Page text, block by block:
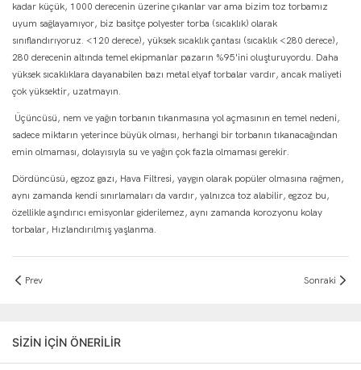
kadar küçük, 1000 derecenin üzerine çıkanlar var ama bizim toz torbamız
uyum sağlayamıyor, biz basitçe polyester torba (sıcaklık) olarak
sınıflandırıyoruz. <120 derece), yüksek sıcaklık çantası (sıcaklık <280 derece),
280 derecenin altında temel ekipmanlar pazarın %95'ini oluşturuyordu. Daha
yüksek sıcaklıklara dayanabilen bazı metal elyaf torbalar vardır, ancak maliyeti
çok yüksektir, uzatmayın.
Üçüncüsü, nem ve yağın torbanın tıkanmasına yol açmasının en temel nedeni,
sadece miktarın yeterince büyük olması, herhangi bir torbanın tıkanacağından
emin olmaması, dolayısıyla su ve yağın çok fazla olmaması gerekir.
Dördüncüsü, egzoz gazı, Hava Filtresi, yaygın olarak popüler olmasına rağmen,
aynı zamanda kendi sınırlamaları da vardır, yalnızca toz alabilir, egzoz bu,
özellikle aşındırıcı emisyonlar giderilemez, aynı zamanda korozyonu kolay
torbalar, Hızlandırılmış yaşlanma.
Prev Sonraki
SIZIN IÇIN ÖNERILIR